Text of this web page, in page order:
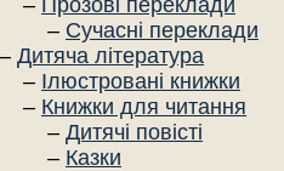
– Прозові переклади
– Сучасні переклади
– Дитяча література
– Ілюстровані книжки
– Книжки для читання
– Дитячі повісті
– Казки